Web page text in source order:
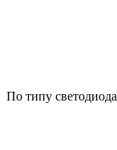
По типу светодиода